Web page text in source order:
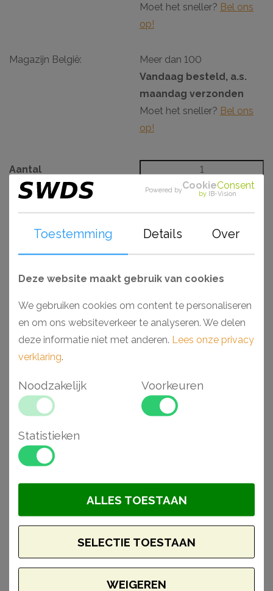
Moet het sneller? Bel ons
op!
Magazijn België:
Meer dan 100
Vandaag besteld, a.s.
maandag verzonden
Moet het sneller? Bel ons
op!
Aantal
BESTELLEN
Omschrijving
PX209 wandlijst - Orac - 1,8 x 1 cm - Per lengte van 2
PX209 RIBBON is een nieuw en afgerond
afwerkingsprofiel voor je wanden en al onze 3D Wall
Covering panelen. Omzeil voegwerk met dit elegante
tussenprofiel dat een mooie overgang biedt tussen de
panelen. Of gebruik het als ranke wandlijst voor een
verfijnd effect op de wand. Ontworpen door Orio Tonini.
Specificaties
Gerelateerde
artikelen
Aanbieding
Powered byCookieConsent
by IB-Vision
Toestemming Details Over
Deze website maakt gebruik van cookies
We gebruiken cookies om content te personaliseren
en om ons websiteverkeer te analyseren. We delen
deze informatie niet met anderen. Lees onze privacy
verklaring.
Noodzakelijk Voorkeuren
Statistieken
WEIGEREN
SELECTIE TOESTAAN
ALLES TOESTAAN